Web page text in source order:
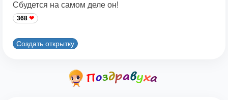
Сбудется на самом деле он!
368
Создать открытку